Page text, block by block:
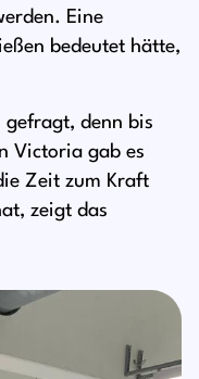
Eine
bedeutet hätte,
gefragt, denn bis
Victoria gab es
Zeit zum Kraft
zeigt das